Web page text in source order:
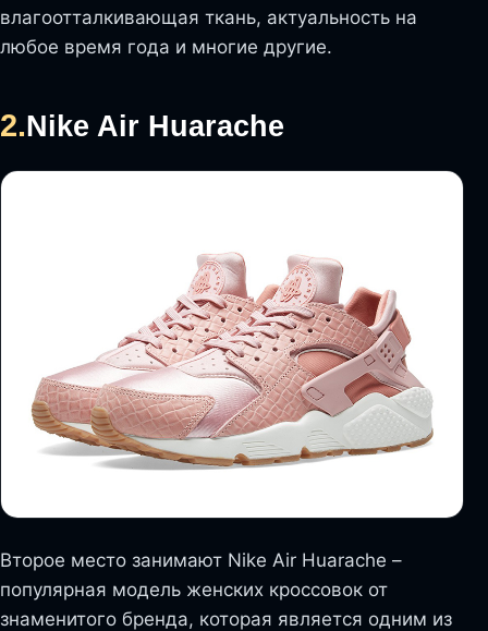
влагоотталкивающая ткань, актуальность на
любое время года и многие другие.
2.Nike Air Huarache
Второе место занимают Nike Air Huarache –
популярная модель женских кроссовок от
знаменитого бренда, которая является одним из